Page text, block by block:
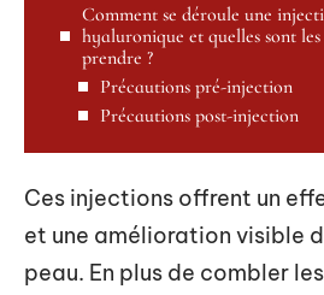
Comment se déroule une
hyaluronique et quelles sont
prendre ?
Précautions pré-injection
Précautions post-injection
Ces injections offrent un
et une amélioration visible
peau. En plus de combler